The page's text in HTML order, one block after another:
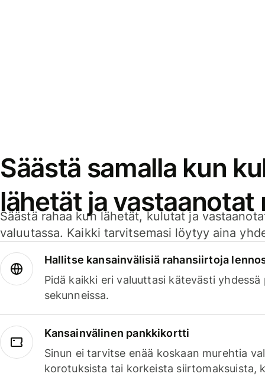
Säästä samalla kun
lähetät ja vastaanotat
Säästä rahaa kun lähetät, kulutat ja
valuutassa. Kaikki tarvitsemasi löytyy aina
Hallitse kansainvälisiä rahansiirtoja
Pidä kaikki eri valuuttasi kätevästi yhdessä
sekunneissa.
Kansainvälinen pankkikortti
Sinun ei tarvitse enää koskaan murehtia
korotuksista tai korkeista siirtomaksuista,